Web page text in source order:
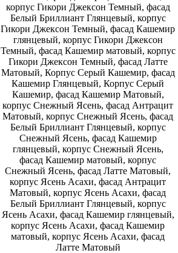
корпус Гикори Джексон Темный, фасад
Белый Бриллиант Глянцевый, корпус
Гикори Джексон Темный, фасад Кашемир
глянцевый, корпус Гикори Джексон
Темный, фасад Кашемир матовый, корпус
Гикори Джексон Темный, фасад Латте
Матовый, Корпус Серый Кашемир, фасад
Кашемир Глянцевый, Корпус Серый
Кашемир, фасад Кашемир Матовый,
корпус Снежный Ясень, фасад Антрацит
Матовый, корпус Снежный Ясень, фасад
Белый Бриллиант Глянцевый, корпус
Снежный Ясень, фасад Кашемир
глянцевый, корпус Снежный Ясень,
фасад Кашемир матовый, корпус
Снежный Ясень, фасад Латте Матовый,
корпус Ясень Асахи, фасад Антрацит
Матовый, корпус Ясень Асахи, фасад
Белый Бриллиант Глянцевый, корпус
Ясень Асахи, фасад Кашемир глянцевый,
корпус Ясень Асахи, фасад Кашемир
матовый, корпус Ясень Асахи, фасад
Латте Матовый